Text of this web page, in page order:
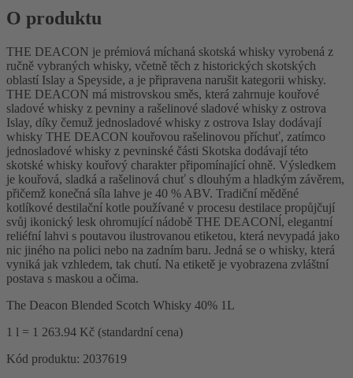
O produktu
THE DEACON je prémiová míchaná skotská whisky vyrobená z
ručně vybraných whisky, včetně těch z historických skotských
oblastí Islay a Speyside, a je připravena narušit kategorii whisky.
THE DEACON má mistrovskou směs, která zahrnuje kouřové
sladové whisky z pevniny a rašelinové sladové whisky z ostrova
Islay, díky čemuž jednosladové whisky z ostrova Islay dodávají
whisky THE DEACON kouřovou rašelinovou příchuť, zatímco
jednosladové whisky z pevninské části Skotska dodávají této
skotské whisky kouřový charakter připomínající ohně. Výsledkem
je kouřová, sladká a rašelinová chuť s dlouhým a hladkým závěrem,
přičemž konečná síla lahve je 40 % ABV. Tradiční měděné
kotlíkové destilační kotle používané v procesu destilace propůjčují
svůj ikonický lesk ohromující nádobě THE DEACONĺ, elegantní
reliéfní lahvi s poutavou ilustrovanou etiketou, která nevypadá jako
nic jiného na polici nebo na zadním baru. Jedná se o whisky, která
vyniká jak vzhledem, tak chutí. Na etiketě je vyobrazena zvláštní
postava s maskou a očima.
The Deacon Blended Scotch Whisky 40% 1L
1 l = 1 263.94 Kč (standardní cena)
Kód produktu: 2037619